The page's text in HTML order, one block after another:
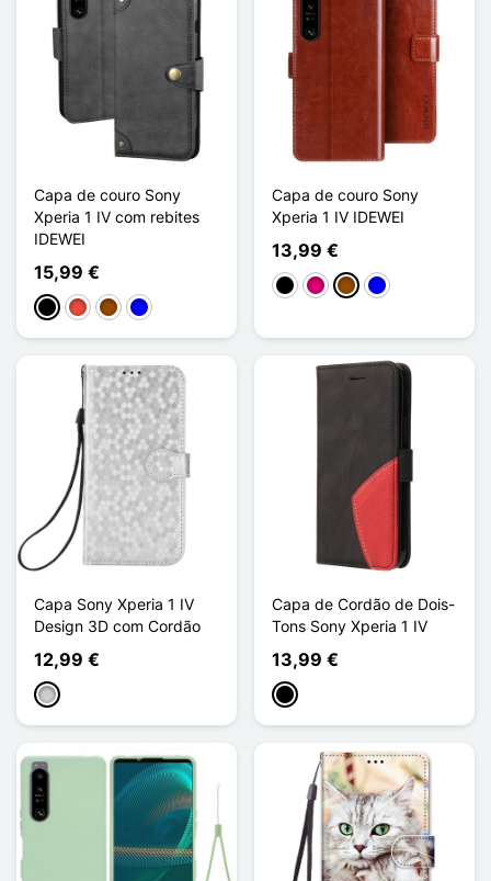
Capa de couro Sony
Xperia 1 IV com rebites
IDEWEI
15,99 €
PretoVermelho
Castanho
Azul
Capa de couro Sony
Xperia 1 IV IDEWEI
13,99 €
PretoMagenta
Castanho
Azul
Capa Sony Xperia 1 IV
Design 3D com Cordão
12,99 €
Prata
Capa de Cordão de Dois-
Tons Sony Xperia 1 IV
13,99 €
Preto